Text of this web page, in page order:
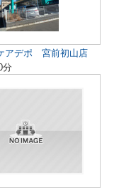
アデポ 宮前初山店
分